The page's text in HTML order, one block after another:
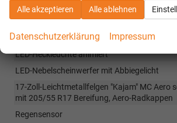
Außenspiegel elektrisch anklappbar, nach
Abblendung automatisch auf der Fahrerseite
Fahrprofilauswahl
LED-Heckleuchte animiert
LED-Nebelscheinwerfer mit Abbiegelicht
17-Zoll-Leichtmetallfelgen "Kajam" MC Aero
mit 205/55 R17 Bereifung, Aero-Radkappen
Regensensor
Alle akzeptieren Alle ablehnen
Datenschutzerklärung Impressum